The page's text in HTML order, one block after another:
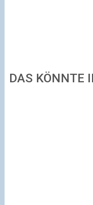
DAS KÖNNTE